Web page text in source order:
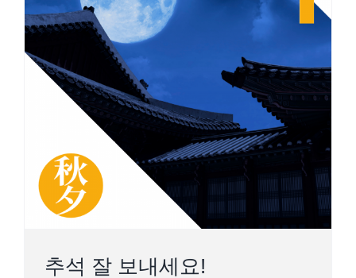
추석 잘 보내세요!
추석 잘 보내세요!